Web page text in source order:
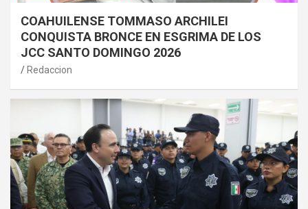
COAHUILENSE TOMMASO ARCHILEI
CONQUISTA BRONCE EN ESGRIMA DE LOS
JCC SANTO DOMINGO 2026
Redaccion